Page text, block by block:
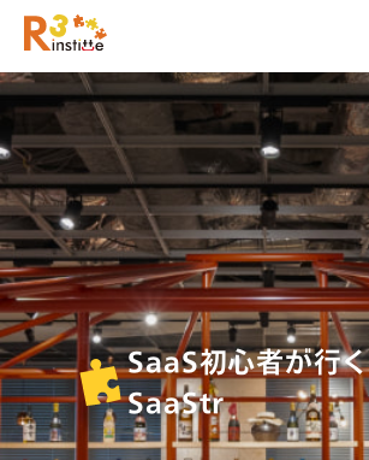
SaaS初心者が行く
SaaStr